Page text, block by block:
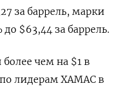
за баррель, марки
$63,44 за баррель.
чем на $1 в
по лидерам ХАМАС в